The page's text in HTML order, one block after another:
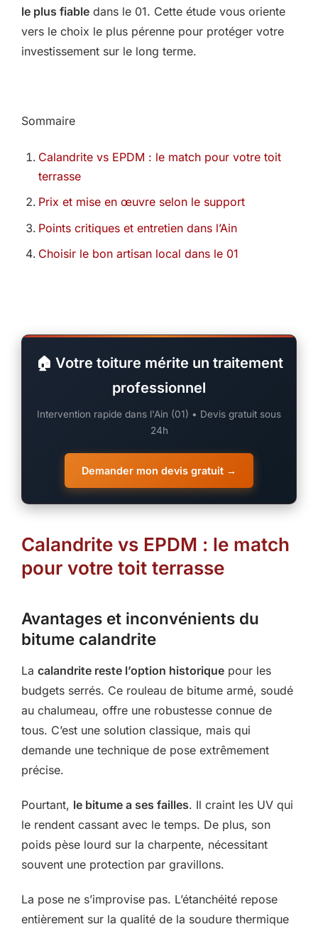
le plus fiable dans le 01. Cette étude vous oriente
vers le choix le plus pérenne pour protéger votre
investissement sur le long terme.
Sommaire
Calandrite vs EPDM : le match pour votre toit
terrasse
Prix et mise en œuvre selon le support
Points critiques et entretien dans l’Ain
Choisir le bon artisan local dans le 01
🏠 Votre toiture mérite un traitement
professionnel
Intervention rapide dans l'Ain (01) • Devis gratuit sous
24h
Demander mon devis gratuit →
Calandrite vs EPDM : le match
pour votre toit terrasse
Avantages et inconvénients du
bitume calandrite
La calandrite reste l’option historique pour les
budgets serrés. Ce rouleau de bitume armé, soudé
au chalumeau, offre une robustesse connue de
tous. C’est une solution classique, mais qui
demande une technique de pose extrêmement
précise.
Pourtant, le bitume a ses failles. Il craint les UV qui
le rendent cassant avec le temps. De plus, son
poids pèse lourd sur la charpente, nécessitant
souvent une protection par gravillons.
La pose ne s’improvise pas. L’étanchéité repose
entièrement sur la qualité de la soudure thermique